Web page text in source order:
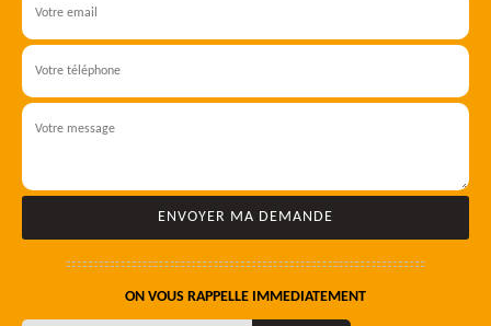
ON VOUS RAPPELLE IMMEDIATEMENT